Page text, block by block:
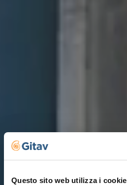
Questo sito web utilizza i cookie